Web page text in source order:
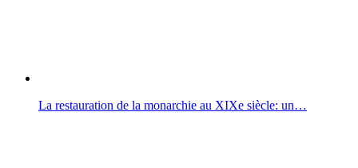
La restauration de la monarchie au XIXe siècle: un…